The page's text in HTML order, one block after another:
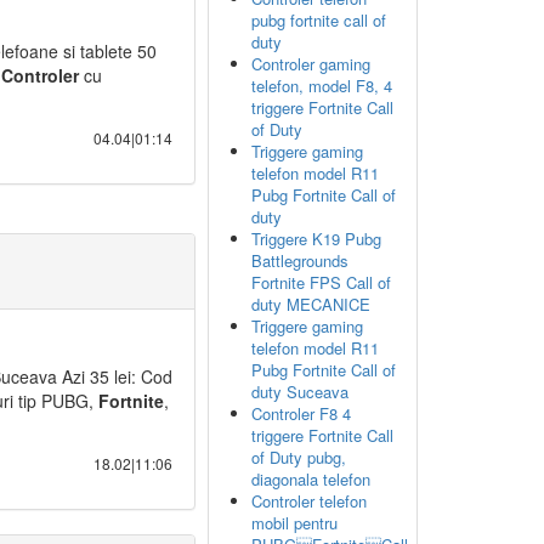
si tablete 50
Controlercu
04.04|01:14
Azi 35 lei: Cod
tip PUBG, Fortnite,
18.02|11:06
pubg fortnite call of
duty
Controler gaming
telefon, model F8, 4
triggere Fortnite Call
of Duty
Triggere gaming
telefon model R11
Pubg Fortnite Call of
duty
Triggere K19 Pubg
Battlegrounds
Fortnite FPS Call of
duty MECANICE
Triggere gaming
telefon model R11
Pubg Fortnite Call of
duty Suceava
Controler F8 4
triggere Fortnite Call
of Duty pubg,
diagonala telefon
Controler telefon
mobil pentru